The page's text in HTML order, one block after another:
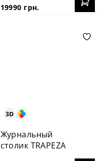
19990 грн.
Журнальный
столик TRAPEZA